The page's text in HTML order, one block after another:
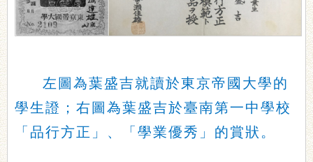
左圖為葉盛吉就讀於東京帝國大學的
學生證；右圖為葉盛吉於臺南第一中學校
「品行方正」、「學業優秀」的賞狀。